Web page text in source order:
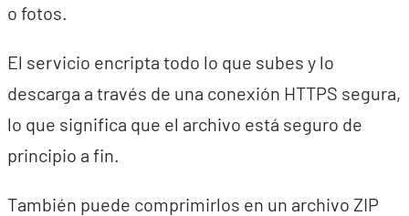
o fotos.
El servicio encripta todo lo que subes y lo
descarga a través de una conexión HTTPS segura,
lo que significa que el archivo está seguro de
principio a fin.
También puede comprimirlos en un archivo ZIP